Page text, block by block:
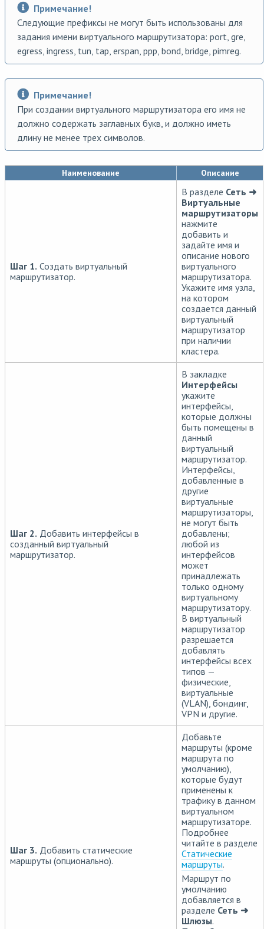
Примечание!
Следующие префиксы не могут быть использованы для
задания имени виртуального маршрутизатора: port, gre,
egress, ingress, tun, tap, erspan, ppp, bond, bridge, pimreg.
Примечание!
При создании виртуального маршрутизатора его имя не
должно содержать заглавных букв, и должно иметь
длину не менее трех символов.
Наименование Описание
Шаг 1. Создать виртуальный
маршрутизатор.
В разделе Сеть ➜
Виртуальные
маршрутизаторы
нажмите
добавить и
задайте имя и
описание нового
виртуального
маршрутизатора.
Укажите имя узла,
на котором
создается данный
виртуальный
маршрутизатор
при наличии
кластера.
Шаг 2. Добавить интерфейсы в
созданный виртуальный
маршрутизатор.
В закладке
Интерфейсы
укажите
интерфейсы,
которые должны
быть помещены в
данный
виртуальный
маршрутизатор.
Интерфейсы,
добавленные в
другие
виртуальные
маршрутизаторы,
не могут быть
добавлены;
любой из
интерфейсов
может
принадлежать
только одному
виртуальному
маршрутизатору.
В виртуальный
маршрутизатор
разрешается
добавлять
интерфейсы всех
типов —
физические,
виртуальные
(VLAN), бондинг,
VPN и другие.
Шаг 3. Добавить статические
маршруты (опционально).
Добавьте
маршруты (кроме
маршрута по
умолчанию),
которые будут
применены к
трафику в данном
виртуальном
маршрутизаторе.
Подробнее
читайте в разделе
Статические
маршруты.
Маршрут по
умолчанию
добавляется в
разделе Сеть ➜
Шлюзы.